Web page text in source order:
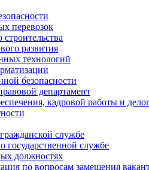
перевозок
развития
технологий
безопасности
департамент
кадровой работы и
службе
государственной службе
должностях
по вопросам замещения